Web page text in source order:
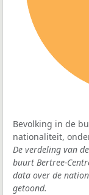
Bevolking in de
nationaliteit,
De verdeling van
buurt Bertree-
data over de
getoond.